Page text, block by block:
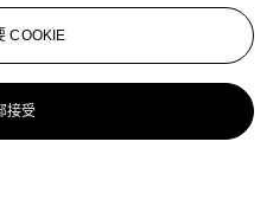
COOKIE
接受